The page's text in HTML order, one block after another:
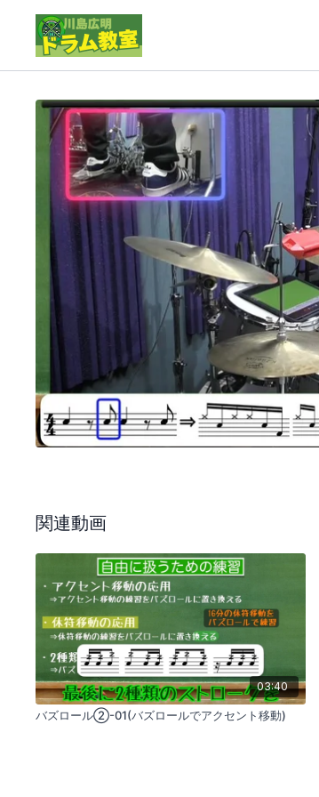
関連動画
03:40
バズロール②-01(バズロールでアクセント移動)